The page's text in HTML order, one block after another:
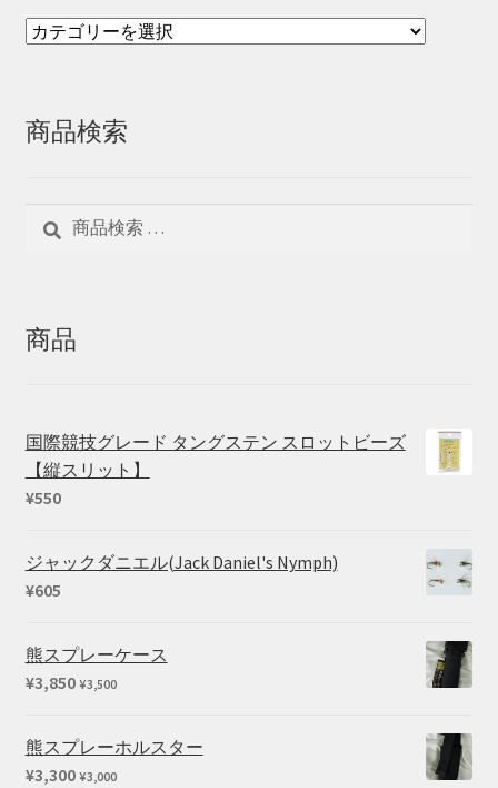
商品検索
商品
国際競技グレード タングステン スロットビーズ
【縦スリット】
¥550
ジャックダニエル(Jack Daniel's Nymph)
¥605
熊スプレーケース
¥3,850 ¥3,500
熊スプレーホルスター
¥3,300 ¥3,000